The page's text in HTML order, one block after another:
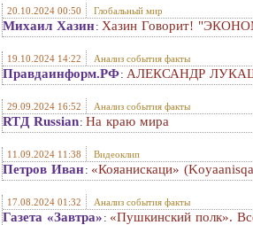
20.10.2024 00:50 Глобальный мир
Михаил Хазин: Хазин Говорит!
19.10.2024 14:22 Анализ события факты
Правдаинформ.РФ: АЛЕКСАНДР
29.09.2024 16:52 Анализ события факты
RTД Russian: На краю мира
11.09.2024 11:38 Видеоклип
Петров Иван: «Кояанискаци»
17.08.2024 01:32 Анализ события факты
Газета «Завтра» : «Пушкинский полк».